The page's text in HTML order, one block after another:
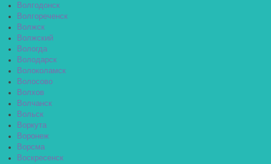
Волгодонск
Волгореченск
Волжск
Волжский
Вологда
Володарск
Волоколамск
Волосово
Волхов
Волчанск
Вольск
Воркута
Воронеж
Ворсма
Воскресенск